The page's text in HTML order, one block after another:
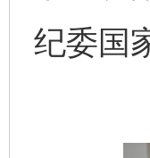
纪委国